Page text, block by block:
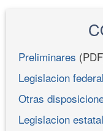
Preliminares
Legislacion
Otras
Legislacion estatal